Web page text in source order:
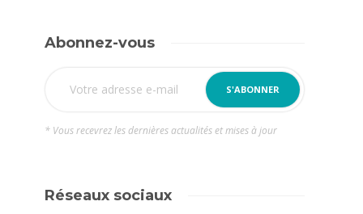
Abonnez-vous
* Vous recevrez les dernières actualités et mises à jour
Réseaux sociaux